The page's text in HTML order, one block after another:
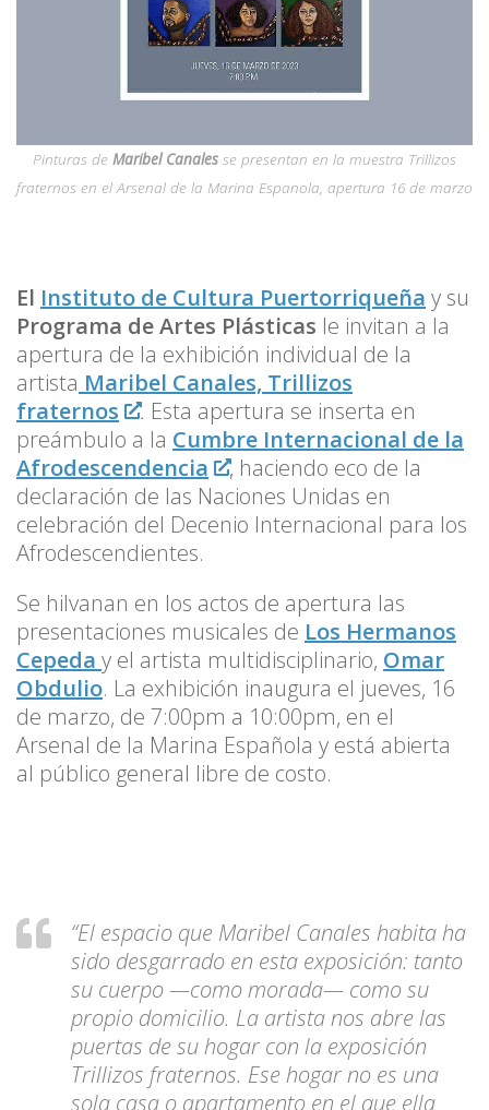
Pinturas de Maribel Canales se presentan en la muestra Trillizos
fraternos en el Arsenal de la Marina Espanola, apertura 16 de marzo
El Instituto de Cultura Puertorriqueña y su
Programa de Artes Plásticas le invitan a la
apertura de la exhibición individual de la
artista Maribel Canales, Trillizos
fraternos
. Esta apertura se inserta en
preámbulo a la Cumbre Internacional de la
Afrodescendencia
, haciendo eco de la
declaración de las Naciones Unidas en
celebración del Decenio Internacional para los
Afrodescendientes.
Se hilvanan en los actos de apertura las
presentaciones musicales de Los Hermanos
Cepeda y el artista multidisciplinario, Omar
Obdulio. La exhibición inaugura el jueves, 16
de marzo, de 7:00pm a 10:00pm, en el
Arsenal de la Marina Española y está abierta
al público general libre de costo.
“El espacio que Maribel Canales habita ha
sido desgarrado en esta exposición: tanto
su cuerpo —como morada— como su
propio domicilio. La artista nos abre las
puertas de su hogar con la exposición
Trillizos fraternos. Ese hogar no es una
sola casa o apartamento en el que ella